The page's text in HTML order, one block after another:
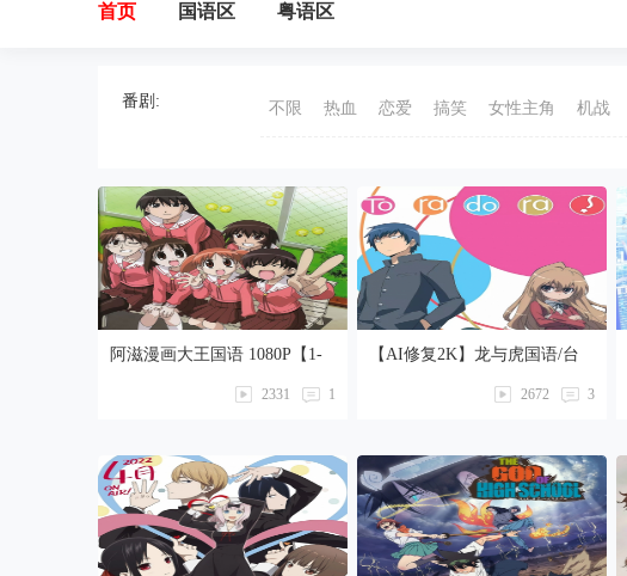
首页 国语区 粤语区
番剧: 不限 热血 恋爱 搞笑 女性主角 机战
阿滋漫画大王国语 1080P【1-
1
2331
【AI修复2K】龙与虎国语/台
3
2672